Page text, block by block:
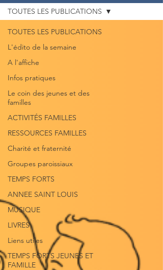
TOUTES LES PUBLICATIONS
L'édito de la semaine
A l'affiche
Infos pratiques
Le coin des jeunes et des
familles
ACTIVITÉS FAMILLES
RESSOURCES FAMILLES
Charité et fraternité
Groupes paroissiaux
TEMPS FORTS
ANNEE SAINT LOUIS
MUSIQUE
LIVRES
Liens utiles
TEMPS FORTS JEUNES ET
FAMILLE
TOUTES LES PUBLICATIONS